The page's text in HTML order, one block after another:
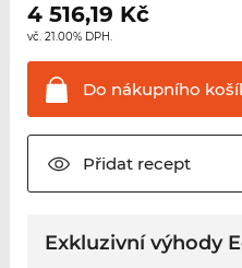
4 516,19 Kč
vč. 21.00% DPH.
Do nákupního
Přidatrecept
Exkluzivní výhody